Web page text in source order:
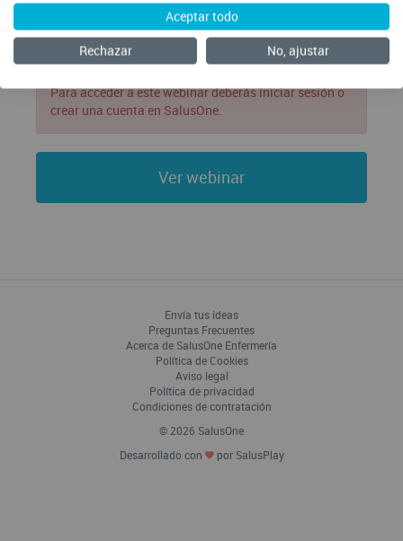
Miércoles 22/09/2021
19:00
Para acceder a este webinar deberás iniciar sesión o
crear una cuenta en SalusOne.
Ver webinar
Envía tus ideas
Preguntas Frecuentes
Acerca de SalusOne Enfermería
Política de Cookies
Aviso legal
Política de privacidad
Condiciones de contratación
© 2026 SalusOne
Desarrollado con
por SalusPlay
Aceptar todo
Rechazar
No, ajustar